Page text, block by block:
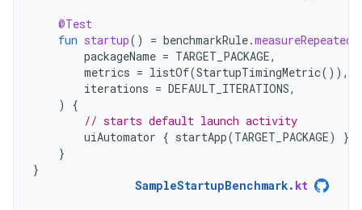
@Test
fun startup() = benchmarkRule.measureRepeated
packageName = TARGET_PACKAGE,
metrics = listOf(StartupTimingMetric()),
iterations = DEFAULT_ITERATIONS,
)
{
// starts default launch activity
uiAutomator { startApp(TARGET_PACKAGE)
}
}
}
SampleStartupBenchmark. kt